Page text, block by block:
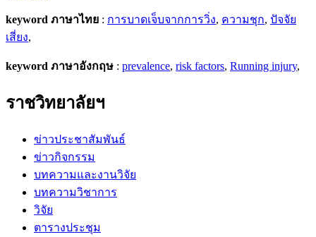
keyword ภาษาไทย : การบาดเจ็บจากการวิ่ง, ความชุก, ปัจจัย
เสี่ยง,
keyword ภาษาอังกฤษ : prevalence, risk factors, Running injury,
ราชวิทยาลัยฯ
ข่าวประชาสัมพันธ์
ข่าวกิจกรรม
บทความและงานวิจัย
บทความวิชาการ
วิจัย
ตารางประชุม